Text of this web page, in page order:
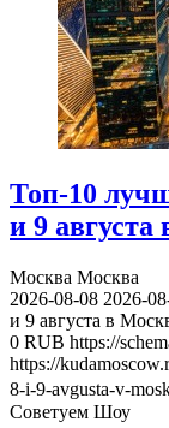
Топ-10
и 9
Москва Москва
2026-08-08 2026-
и 9 августа в
0 RUB https://
https://
8-i-9-avgusta-v-
Советуем Шоу